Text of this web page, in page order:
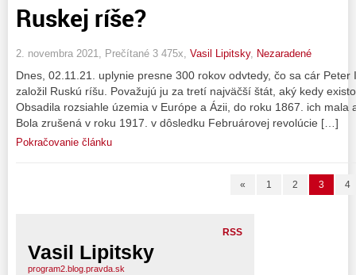
Ruskej ríše?
2. novembra 2021, Prečítané 3 475x, Vasil Lipitsky, Nezaradené
Dnes, 02.11.21. uplynie presne 300 rokov odvtedy, čo sa cár
založil Ruskú ríšu. Považujú ju za tretí najväčší štát, aký kedy
Obsadila rozsiahle územia v Európe a Ázii, do roku 1867. ich mala
Bola zrušená v roku 1917. v dôsledku Februárovej revolúcie […]
Pokračovanie článku
« 1 2 3 4
RSS
Vasil Lipitsky
program2.blog.pravda.sk